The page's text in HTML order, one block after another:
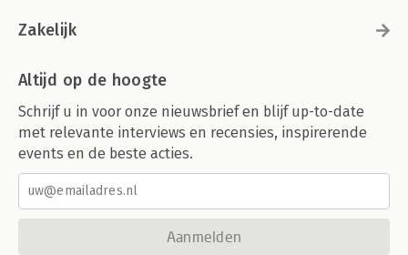
Zakelijk
Altijd op de hoogte
Schrijf u in voor onze nieuwsbrief en blijf up-to-date
met relevante interviews en recensies, inspirerende
events en de beste acties.
Aanmelden